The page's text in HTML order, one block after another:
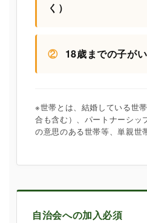
く）
② 18歳までの子が
※世帯とは、結婚している世
合も含む）、パートナーシッ
の意思のある世帯等、単親世
自治会への加入必須